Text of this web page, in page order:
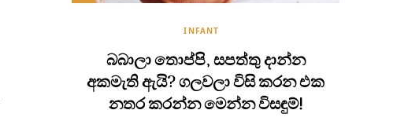
INFANT
බබාලා තොප්පි, සපත්තු දාන්න
අකමැති ඇයි? ගලවලා විසි කරන එක
නතර කරන්න මෙන්න විසඳුම්!